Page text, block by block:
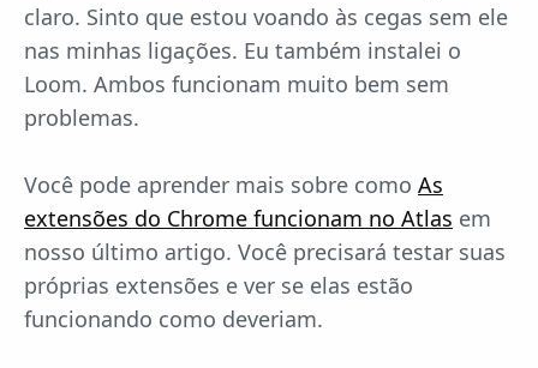
claro. Sinto que estou voando às cegas sem ele
nas minhas ligações. Eu também instalei o
Loom. Ambos funcionam muito bem sem
problemas.
Você pode aprender mais sobre como As
extensões do Chrome funcionam no Atlas em
nosso último artigo. Você precisará testar suas
próprias extensões e ver se elas estão
funcionando como deveriam.